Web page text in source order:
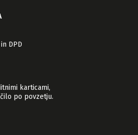
DPD
karticami,
po povzetju.